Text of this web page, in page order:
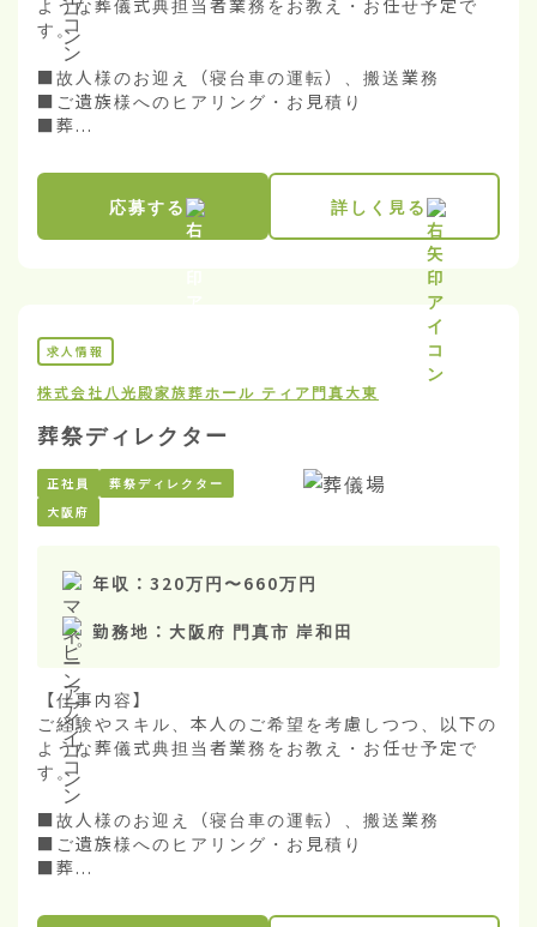
ような葬儀式典担当者業務をお教え・お任せ予定で
す。
■故人様のお迎え（寝台車の運転）、搬送業務
■ご遺族様へのヒアリング・お見積り
■葬...
応募する 詳しく見る
求人情報
株式会社八光殿家族葬ホール ティア門真大東
葬祭ディレクター
正社員
葬祭ディレクター
大阪府
年収： 320万円〜660万円
勤務地： 大阪府 門真市 岸和田
【仕事内容】
ご経験やスキル、本人のご希望を考慮しつつ、以下の
ような葬儀式典担当者業務をお教え・お任せ予定で
す。
■故人様のお迎え（寝台車の運転）、搬送業務
■ご遺族様へのヒアリング・お見積り
■葬...